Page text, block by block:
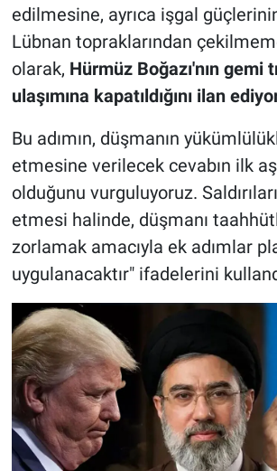
edilmesine, ayrıca işgal
Lübnan topraklarından
olarak, Hürmüz Boğazı'nın gemi
ulaşımına kapatıldığını ilan
Bu adımın, düşmanın
etmesine verilecek cevabın ilk
olduğunu vurguluyoruz.
etmesi halinde, düşmanı
zorlamak amacıyla ek adımlar
uygulanacaktır" ifadelerini